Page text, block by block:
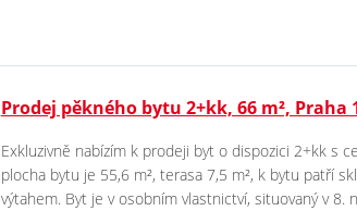
Prodej pěkného bytu 2+kk, 66 m², Praha
Exkluzivně nabízím k prodeji byt o dispozici 2+kk s
plocha bytu je 55,6 m², terasa 7,5 m², k bytu patří
výtahem. Byt je v osobním vlastnictví, situovaný v 8.